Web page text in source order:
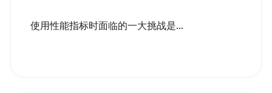
使用性能指标时面临的一大挑战是...